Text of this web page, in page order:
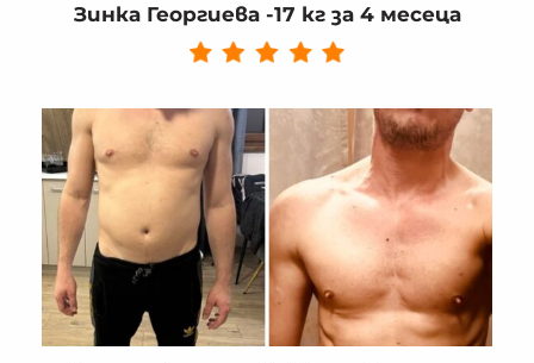
Зинка Георгиева -17 кг за 4 месеца